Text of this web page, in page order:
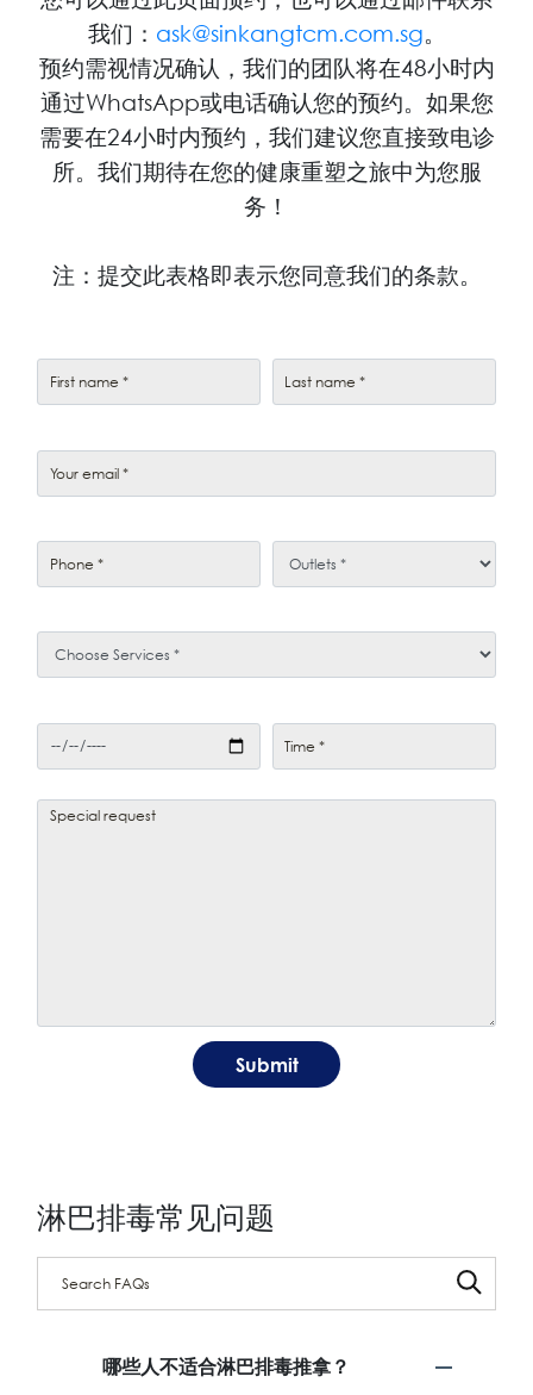
我们： ask@sinkangtcm.com.sg。
预约需视情况确认，我们的团队将在48小时内
通过WhatsApp或电话确认您的预约。如果您
需要在24小时内预约，我们建议您直接致电诊
所。我们期待在您的健康重塑之旅中为您服
务！
注：提交此表格即表示您同意我们的条款。
淋巴排毒常见问题
Search through FAQ items. Results will update as you type.
哪些人不适合淋巴排毒推拿？